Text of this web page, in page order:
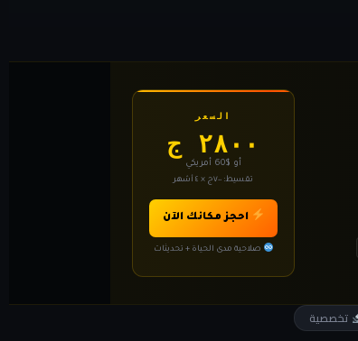
السعر
٢٨٠٠ ج
أو $60 أمريكي
تقسيط: ٧٠٠ج × ٤ أشهر
احجز مكانك الآن
صلاحية مدى الحياة + تحديثات
تخصصية